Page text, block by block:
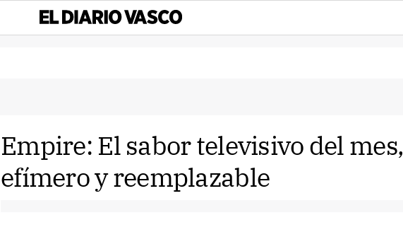
Empire: El sabor televisivo del mes,
efímero y reemplazable